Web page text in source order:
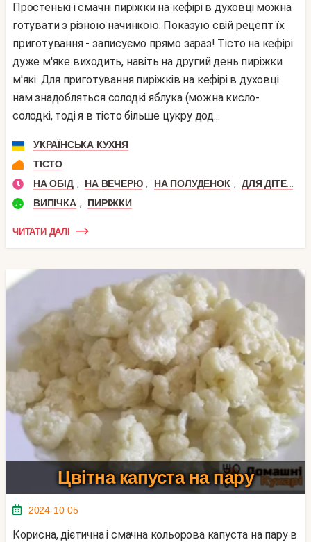
Простенькі і смачні пиріжки на кефірі в духовці можна
готувати з різною начинкою. Показую свій рецепт їх
приготування - записуємо прямо зараз! Тісто на кефірі
дуже м'яке виходить, навіть на другий день пиріжки
м'які. Для приготування пиріжків на кефірі в духовці
нам знадобляться солодкі яблука (можна кисло-
солодкі, тоді я в тісто більше цукру дод...
УКРАЇНСЬКА КУХНЯ
ТІСТО
НА ОБІД , НА ВЕЧЕРЮ , НА ПОЛУДЕНОК , ДЛЯ ДІТЕЙ
ВИПІЧКА , ПИРІЖКИ
ЧИТАТИ ДАЛІ
Цвітна капуста на пару
2024-10-05
Корисна, дієтична і смачна кольорова капуста на пару в